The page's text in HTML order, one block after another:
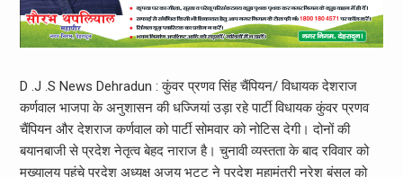
D .J .S News Dehradun : कुंवर प्रणव सिंह चैंपियन/ विधायक देशराज
कर्णवाल भाजपा के अनुशासन की धज्जियां उड़ा रहे पार्टी विधायक कुंवर प्रणव
चैंपियन और देशराज कर्णवाल को पार्टी सोमवार को नोटिस देगी। दोनों की
बयानबाजी से प्रदेश नेतृत्व बेहद नाराज है। चुनावी व्यस्तता के बाद रविवार को
मुख्यालय पहुंचे प्रदेश अध्यक्ष अजय भट्ट ने प्रदेश महामंत्री नरेश बंसल को